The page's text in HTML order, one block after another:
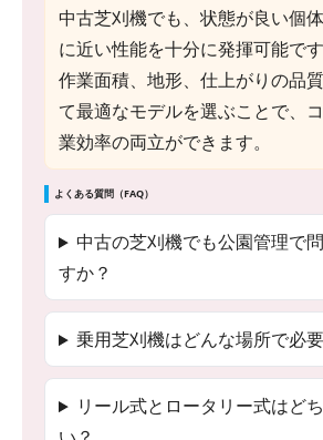
中古芝刈機でも、状態が良い個
に近い性能を十分に発揮可能です
作業面積、地形、仕上がりの品
て最適なモデルを選ぶことで、
業効率の両立ができます。
よくある質問（FAQ）
中古の芝刈機でも公園管理で
すか？
乗用芝刈機はどんな場所で必
リール式とロータリー式はど